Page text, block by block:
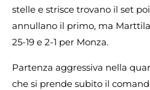
stelle e strisce trovano il set
annullano il primo, ma
25-19 e 2-1 per Monza.
Partenza aggressiva nella
che si prende subito il